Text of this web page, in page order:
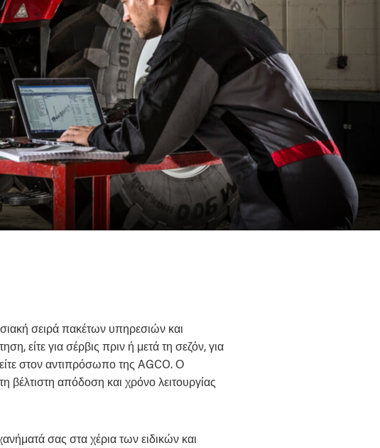
σειρά πακέτων υπηρεσιών και
είτε για σέρβις πριν ή μετά τη σεζόν, για
στον αντιπρόσωπο της AGCO. Ο
βέλτιστη απόδοση και χρόνο λειτουργίας
σας στα χέρια των ειδικών και